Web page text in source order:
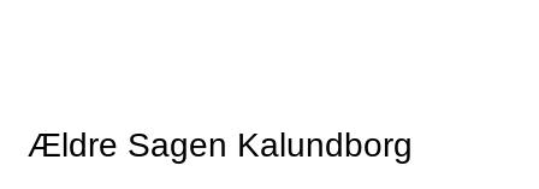
Ældre Sagen Kalundborg